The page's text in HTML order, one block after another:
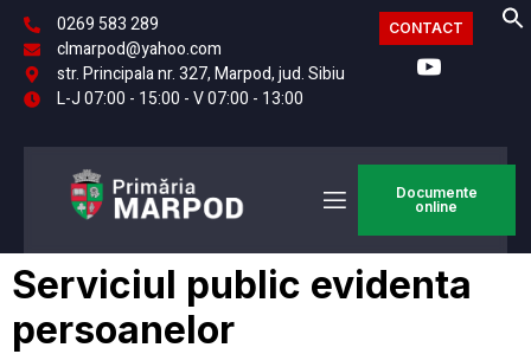
0269 583 289
clmarpod@yahoo.com
str. Principala nr. 327, Marpod, jud. Sibiu
L-J 07:00 - 15:00 - V 07:00 - 13:00
CONTACT
Documente
online
Serviciul public evidenta
persoanelor